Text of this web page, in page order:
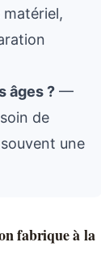
âges ? —
de
une
fabrique à la